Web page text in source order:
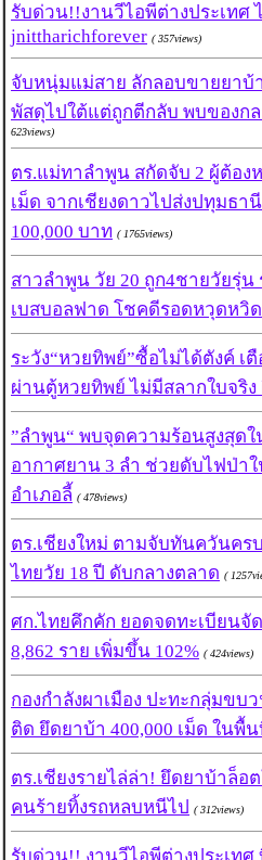
รับด่วน!!งานวีไอพีต่างประเทศ
jnittharichforever ( 357views)
จับหนุ่มแม่สาย ลักลอบขายยาบ้
พัสดุไปใต้แต่ถูกตีกลับ พบของกล
623views)
ตร.แม่ทาลำพูน สกัดจับ 2 ผู้ต้อง
เม็ด จากเชียงดาวไปส่งปทุมธ
100,000 บาท ( 1765views)
สาวลำพูน วัย 20 ถูก4ชายวัยรุ่
เบสบอลฟาด โชคดีรอดหวุดหวิด
ระวัง“หวยทิพย์”ซื้อไม่ได้ตังค์
ผ่านตู้หวยทิพย์ ไม่มีสลากใบจริ
”ลำพูน“ พบจุดความร้อนสูงสุด
อากาศยาน 3 ลำ ช่วยดับไฟป่า
อำเภอลี้ ( 478views)
ตร.เชียงใหม่ ตามจับทันควันคร
ไทยวัย 18 ปี ดับกลางตลาด (
ศก.ไทยคึกคัก ยอดจดทะเบียนจั
8,862 ราย เพิ่มขึ้น 102% ( 424views)
กองกำลังผาเมือง ปะทะกลุ่มขบ
ติด ยึดยาบ้า 400,000 เม็ด ในพื้น
ตร.เชียงรายไล่ล่า! ยึดยาบ้าล็อ
คนร้ายทิ้งรถหลบหนีไป ( 312views)